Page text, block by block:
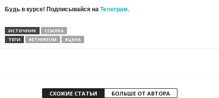
Будь в курсе! Подписывайся на Телеграм.
ИСТОЧНИК
ССЫЛКА
ТЕГИ
#ETHEREUM #ЦЕНА
СХОЖИЕ СТАТЬИ БОЛЬШЕ ОТ АВТОРА